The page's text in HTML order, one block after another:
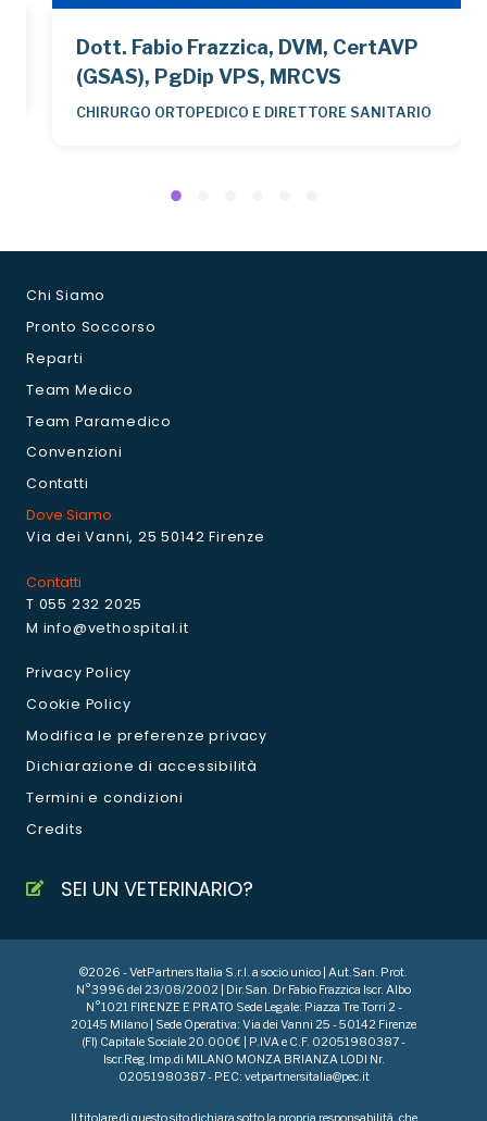
Dott. Fabio Frazzica, DVM, CertAVP
(GSAS), PgDip VPS, MRCVS
CHIRURGO ORTOPEDICO E DIRETTORE SANITARIO
Chi Siamo
Pronto Soccorso
Reparti
Team Medico
Team Paramedico
Convenzioni
Contatti
Dove Siamo
Via dei Vanni, 25 50142 Firenze
Contatti
T 055 232 2025
M info@vethospital.it
Privacy Policy
Cookie Policy
Modifica le preferenze privacy
Dichiarazione di accessibilità
Termini e condizioni
Credits
SEI UN VETERINARIO?
©2026 - VetPartners Italia S.r.l. a socio unico | Aut.San. Prot.
N°3996 del 23/08/2002 | Dir.San. Dr Fabio Frazzica Iscr. Albo
N°1021 FIRENZE E PRATO Sede Legale: Piazza Tre Torri 2 -
20145 Milano | Sede Operativa: Via dei Vanni 25 - 50142 Firenze
(FI) Capitale Sociale 20.000€ | P.IVA e C.F. 02051980387 -
Iscr.Reg.Imp.di MILANO MONZA BRIANZA LODI Nr.
02051980387 - PEC: vetpartnersitalia@pec.it